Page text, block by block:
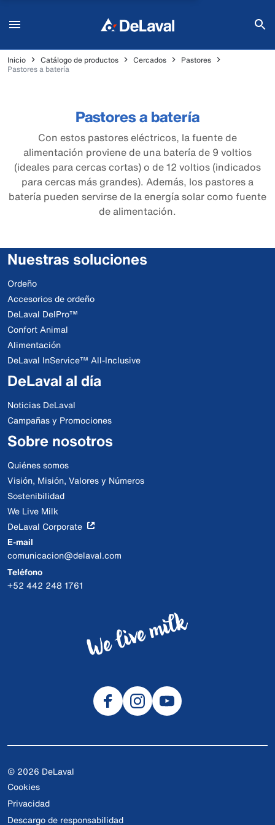
Inicio Catálogo de productos Cercados
Pastores
Pastores a batería
Pastores a batería
Con estos pastores eléctricos, la fuente de
alimentación proviene de una batería de 9 voltios
(ideales para cercas cortas) o de 12 voltios (indicados
para cercas más grandes). Además, los pastores a
batería pueden servirse de la energía solar como fuente
de alimentación.
Nuestras soluciones
Ordeño
Accesorios de ordeño
DeLaval DelPro™
Confort Animal
Alimentación
DeLaval InService™ All-Inclusive
DeLaval al día
Noticias DeLaval
Campañas y Promociones
Sobre nosotros
Quiénes somos
Visión, Misión, Valores y Números
Sostenibilidad
We Live Milk
DeLaval Corporate
E-mail
comunicacion@delaval.com
Teléfono
+52 442 248 1761
© 2026 DeLaval
Cookies
Privacidad
Descargo de responsabilidad